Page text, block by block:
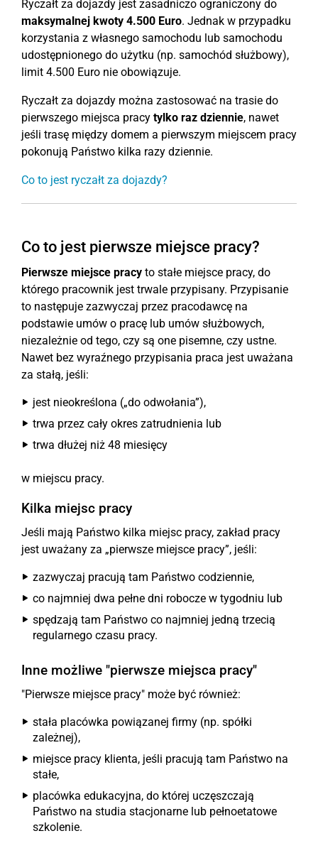
Ryczałt za dojazdy jest zasadniczo ograniczony do
maksymalnej kwoty 4.500 Euro. Jednak w przypadku
korzystania z własnego samochodu lub samochodu
udostępnionego do użytku (np. samochód służbowy),
limit 4.500 Euro nie obowiązuje.
Ryczałt za dojazdy można zastosować na trasie do
pierwszego miejsca pracy tylko raz dziennie, nawet
jeśli trasę między domem a pierwszym miejscem pracy
pokonują Państwo kilka razy dziennie.
Co to jest ryczałt za dojazdy?
Co to jest pierwsze miejsce pracy?
Pierwsze miejsce pracy to stałe miejsce pracy, do
którego pracownik jest trwale przypisany. Przypisanie
to następuje zazwyczaj przez pracodawcę na
podstawie umów o pracę lub umów służbowych,
niezależnie od tego, czy są one pisemne, czy ustne.
Nawet bez wyraźnego przypisania praca jest uważana
za stałą, jeśli:
jest nieokreślona („do odwołania”),
trwa przez cały okres zatrudnienia lub
trwa dłużej niż 48 miesięcy
w miejscu pracy.
Kilka miejsc pracy
Jeśli mają Państwo kilka miejsc pracy, zakład pracy
jest uważany za „pierwsze miejsce pracy”, jeśli:
zazwyczaj pracują tam Państwo codziennie,
co najmniej dwa pełne dni robocze w tygodniu lub
spędzają tam Państwo co najmniej jedną trzecią
regularnego czasu pracy.
Inne możliwe "pierwsze miejsca pracy"
"Pierwsze miejsce pracy" może być również:
stała placówka powiązanej firmy (np. spółki
zależnej),
miejsce pracy klienta, jeśli pracują tam Państwo na
stałe,
placówka edukacyjna, do której uczęszczają
Państwo na studia stacjonarne lub pełnoetatowe
szkolenie.